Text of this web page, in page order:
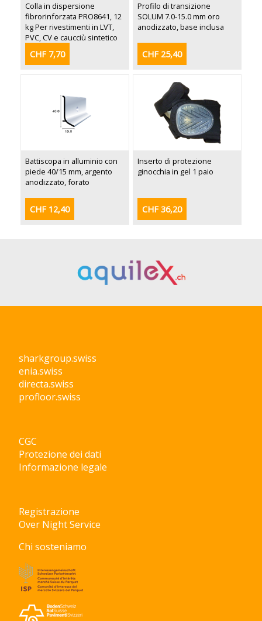
Colla in dispersione
fibrorinforzata PRO8641, 12
kg Per rivestimenti in LVT,
PVC, CV e caucciù sintetico
CHF 7,70
Profilo di transizione
SOLUM 7.0-15.0 mm oro
anodizzato, base inclusa
CHF 25,40
Battiscopa in alluminio con
piede 40/15 mm, argento
anodizzato, forato
CHF 12,40
Inserto di protezione
ginocchia in gel 1 paio
CHF 36,20
sharkgroup.swiss
enia.swiss
directa.swiss
profloor.swiss
CGC
Protezione dei dati
Informazione legale
Registrazione
Over Night Service
Chi sosteniamo